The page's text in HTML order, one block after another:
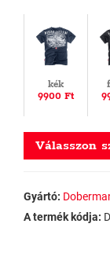
kék
9900 Ft
Válasszon
Gyártó:
A termék kódja: